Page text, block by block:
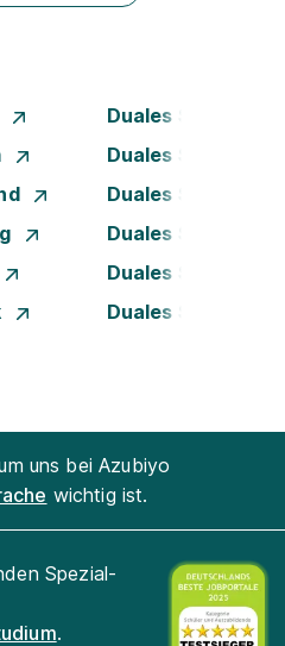
Duales Studium
Duales Studium
Duales Studium
Duales Studium
Duales Studium
Duales Studium
uns bei Azubiyo
wichtig ist.
Spezial-
.